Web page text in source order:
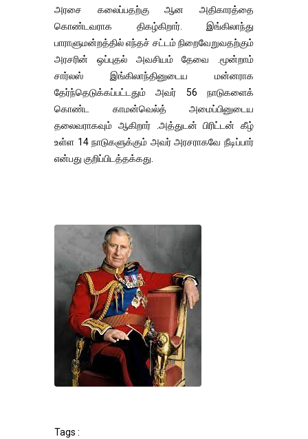
அரசை கலைப்பதற்கு ஆன அதிகாரத்தை
கொண்டவராக திகழ்கிறார். இங்கிலாந்து
பாராளுமன்றத்தில் எந்தச் சட்டம் நிறைவேறுவதற்கும்
அரசரின் ஒப்புதல் அவசியம் தேவை .மூன்றாம்
சார்லஸ் இங்கிலாந்தினுடைய மன்னராக
தேர்ந்தெடுக்கப்பட்டதும் அவர் 56 நாடுகளைக்
கொண்ட காமன்வெல்த் அமைப்பினுடைய
தலைவராகவும் ஆகிறார் .அத்துடன் பிரிட்டன் கீழ்
உள்ள 14 நாடுகளுக்கும் அவர் அரசராகவே நீடிப்பார்
என்பது குறிப்பிடத்தக்கது.
Tags :